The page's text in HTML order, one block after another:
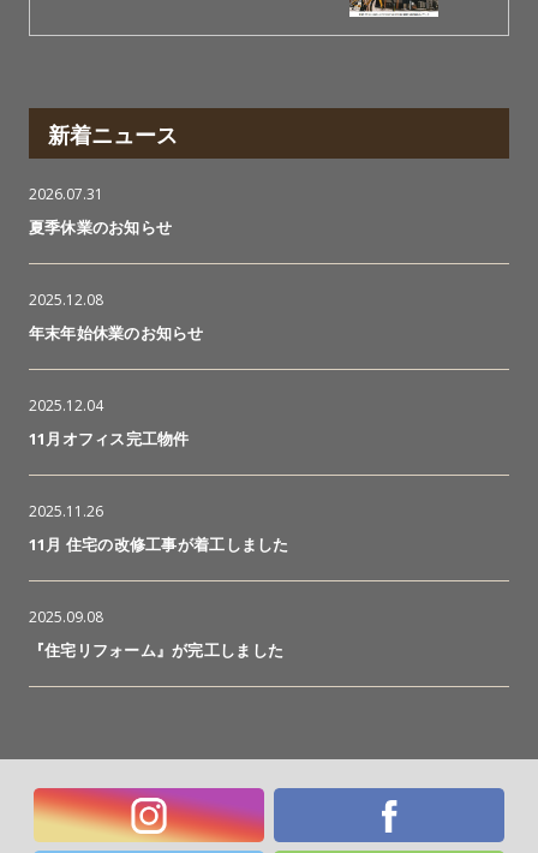
新着ニュース
2026.07.31
夏季休業のお知らせ
2025.12.08
年末年始休業のお知らせ
2025.12.04
11月オフィス完工物件
2025.11.26
11月 住宅の改修工事が着工しました
2025.09.08
『住宅リフォーム』が完工しました